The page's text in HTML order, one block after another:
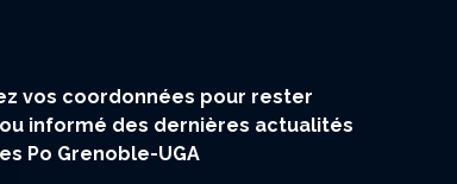
vos coordonnées pour rester
informé des dernières actualités
Po Grenoble-UGA